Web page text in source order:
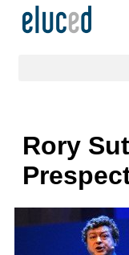
Rory